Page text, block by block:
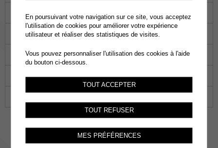
31 01
05 06 07 08
12 13 14 15 16
19 20 21 22 23
En poursuivant votre navigation sur ce site, vous acceptez
l'utilisation de cookies pour améliorer votre expérience
utilisateur et réaliser des statistiques de visites.
Vous pouvez personnaliser l'utilisation des cookies à l'aide
du bouton ci-dessous.
TOUT ACCEPTER
TOUT REFUSER
MES PRÉFÉRENCES